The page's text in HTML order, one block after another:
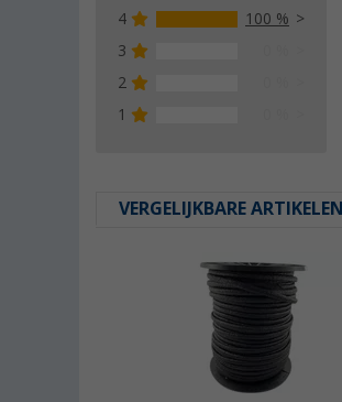
4
100 %
3
2
1
VERGELIJKBARE ARTIKELEN